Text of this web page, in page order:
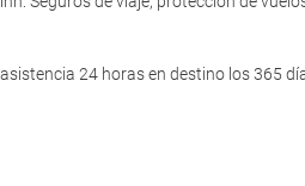
24 horas en destino los 365